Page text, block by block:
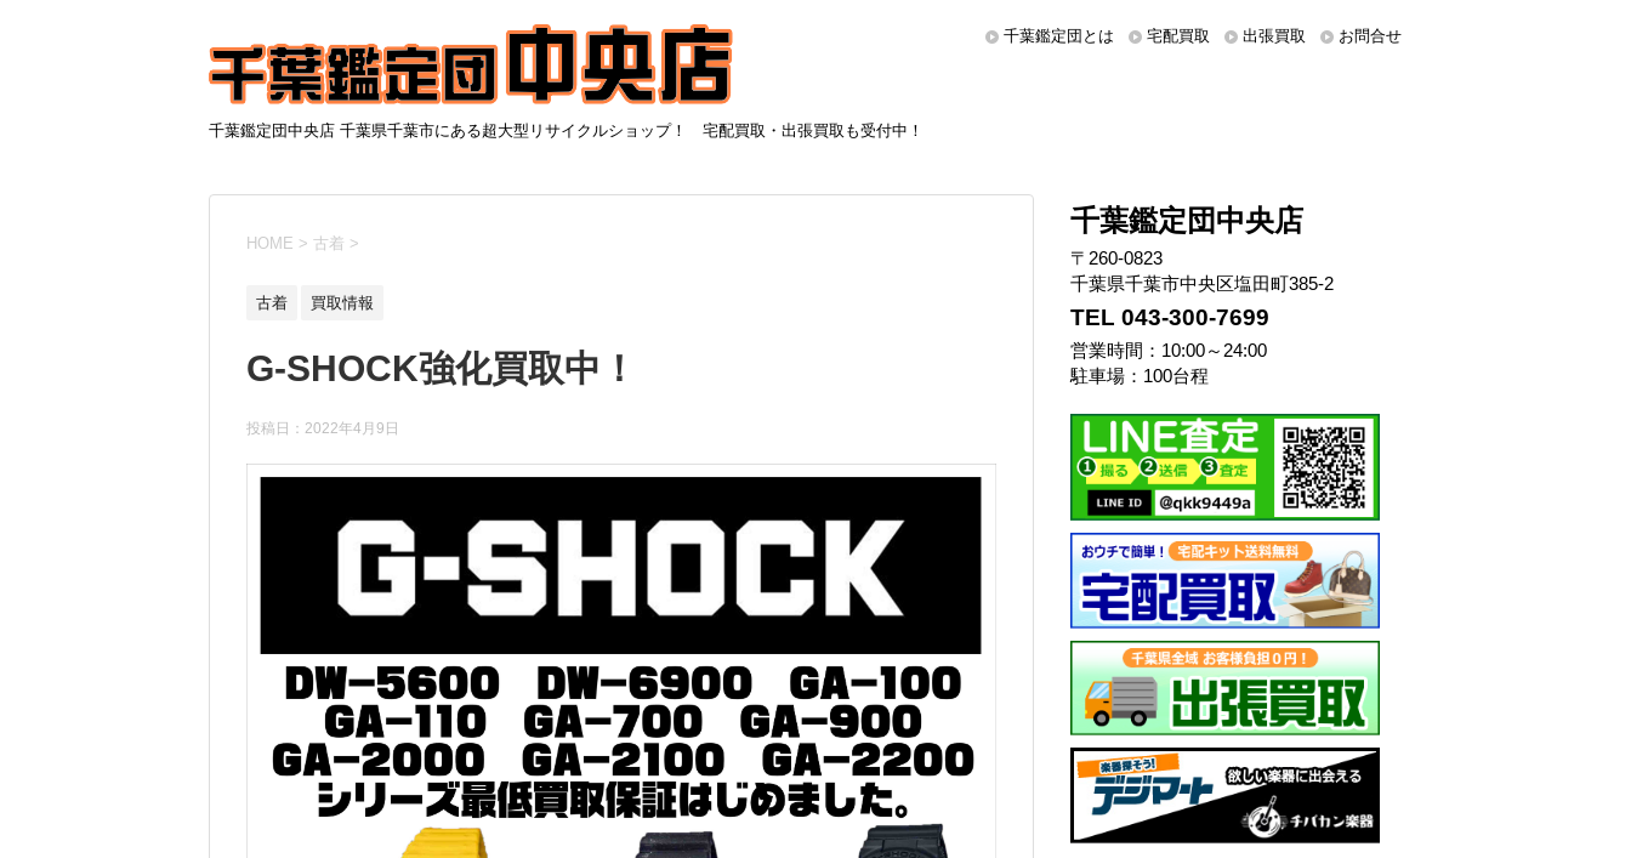
千葉鑑定団中央店 千葉県千葉市にある超大型リサイクルショップ！ 宅配買取・出張買取も受付中！
千葉鑑定団とは 宅配買取 出張買取 お問合せ
HOME > 古着 >
古着 買取情報
G-SHOCK強化買取中！
投稿日： 2022年4月9日
千葉鑑定団中央店
〒260-0823
千葉県千葉市中央区塩田町385-2
TEL 043-300-7699
営業時間：10:00～24:00
駐車場：100台程